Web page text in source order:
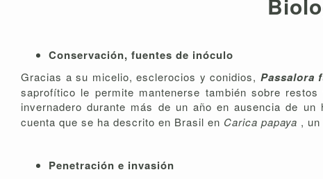
Conservación, fuentes de inóculo
Gracias a su micelio, esclerocios y conidios, Passalora
saprofítico le permite mantenerse también sobre
invernadero durante más de un año en ausencia de
cuenta que se ha descrito en Brasil en Carica papaya ,
Penetración e invasión